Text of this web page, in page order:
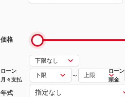
価格
ローン
月々支払
～
ローン
頭金
年式